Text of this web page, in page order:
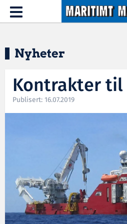
Hopp til hovedinnhold
Toggle
navigation
Nyheter
Kontrakter til
Publisert: 16.07.2019